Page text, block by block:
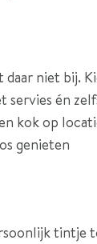
niet bij.
servies én
kok op
genieten
tintje